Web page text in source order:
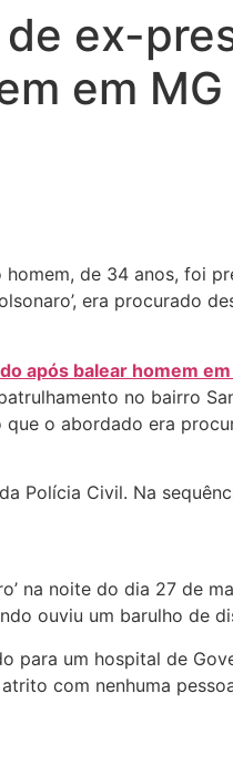
ex-
em MG
de 34 anos, foi
era procurado
após balear homem em
no bairro
o abordado era
Polícia Civil. Na
na noite do dia 27 de
ouviu um barulho de
para um hospital de
com nenhuma